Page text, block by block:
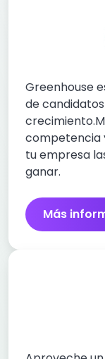
Greenhouse
de
competencia
tu empresa
ganar.
Más